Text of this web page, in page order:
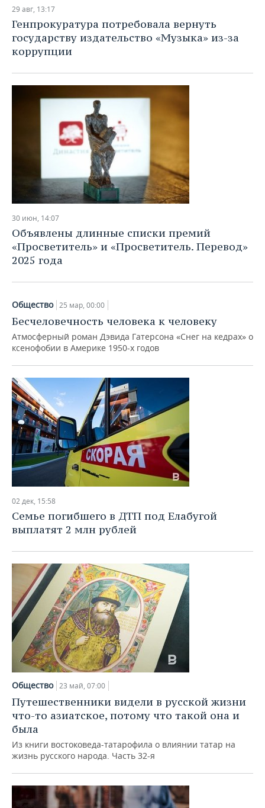
НЕФТЕХИМИЯ
НЕФТЬ
ОПК
ЭНЕРГЕТИКА
РОЗНИЧНАЯ ТОРГОВЛЯ
ТРАНСПОРТ
УСЛУГИ
НОВОСТИ ТЕХНОЛОГИЙ
IT
МЕДИА
ТЕЛЕКОММУНИКАЦИИ
МЕРОПРИЯТИЯ
НОВОСТИ МЕРОПРИЯТИЙ
ВЫЕЗДНАЯ РЕДАКЦИЯ
БИЗНЕС-БРАНЧИ
ONLINE-КОНФЕРЕНЦИИ
ОТКРЫТАЯ ЛЕКЦИЯ
СПОРТ
НОВОСТИ СПОРТА
ФУТБОЛ
БАСКЕТБОЛ
ВОЛЕЙБОЛ
КИБЕРСПОРТ
ФИГУРНОЕ КАТАНИЕ
ВОДНЫЕ ВИДЫ СПОРТА
ОБЩЕСТВО
НОВОСТИ ОБЩЕСТВА
ИНФРАСТРУКТУРА
ИСТОРИЯ
КУЛЬТУРА
МЕДИЦИНА
ОБРАЗОВАНИЕ
СПИСОК ПЕРСОН
СПИСОК КОМПАНИЙ
ПОЛНАЯ ВЕРСИЯ
29 авг, 13:17
Генпрокуратура потребовала вернуть
государству издательство «Музыка» из-за
коррупции
30 июн, 14:07
Объявлены длинные списки премий
«Просветитель» и «Просветитель. Перевод»
2025 года
Общество 25 мар, 00:00
Бесчеловечность человека к человеку
Атмосферный роман Дэвида Гатерсона «Снег на кедрах» о
ксенофобии в Америке 1950-х годов
02 дек, 15:58
Семье погибшего в ДТП под Елабугой
выплатят 2 млн рублей
Общество 23 май, 07:00
Путешественники видели в русской жизни
что-то азиатское, потому что такой она и
была
Из книги востоковеда-татарофила о влиянии татар на
жизнь русского народа. Часть 32-я